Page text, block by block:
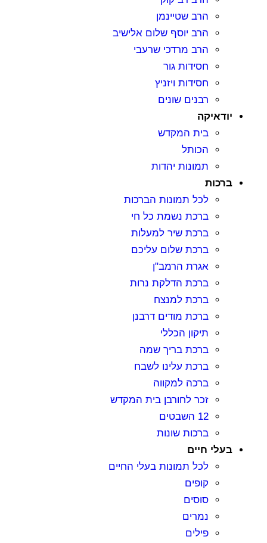
הרב שטיינמן
הרב יוסף שלום אלישיב
הרב מרדכי שרעבי
חסידות גור
חסידות ויזניץ
רבנים שונים
יודאיקה
בית המקדש
הכותל
תמונות יהדות
ברכות
לכל תמונות הברכות
ברכת נשמת כל חי
ברכת שיר למעלות
ברכת שלום עליכם
אגרת הרמב"ן
ברכת הדלקת נרות
ברכת למנצח
ברכת מודים דרבנן
תיקון הכללי
ברכת בריך שמה
ברכת עלינו לשבח
ברכה למקווה
זכר לחורבן בית המקדש
12 השבטים
ברכות שונות
בעלי חיים
לכל תמונות בעלי החיים
קופים
סוסים
נמרים
פילים